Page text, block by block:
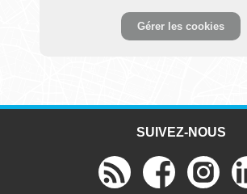
Gérer les cookies
SUIVEZ-NOUS